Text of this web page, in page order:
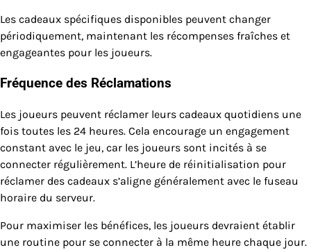
Les cadeaux spécifiques disponibles peuvent changer
périodiquement, maintenant les récompenses fraîches et
engageantes pour les joueurs.
Fréquence des Réclamations
Les joueurs peuvent réclamer leurs cadeaux quotidiens une
fois toutes les 24 heures. Cela encourage un engagement
constant avec le jeu, car les joueurs sont incités à se
connecter régulièrement. L’heure de réinitialisation pour
réclamer des cadeaux s’aligne généralement avec le fuseau
horaire du serveur.
Pour maximiser les bénéfices, les joueurs devraient établir
une routine pour se connecter à la même heure chaque jour.